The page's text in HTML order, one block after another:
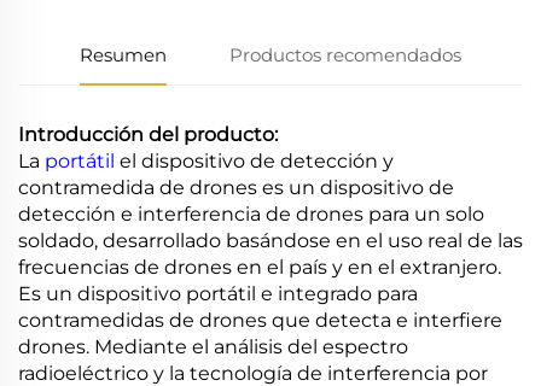
Resumen Productos recomendados
Introducción del producto:
La portátil el dispositivo de detección y
contramedida de drones es un dispositivo de
detección e interferencia de drones para un solo
soldado, desarrollado basándose en el uso real de las
frecuencias de drones en el país y en el extranjero.
Es un dispositivo portátil e integrado para
contramedidas de drones que detecta e interfiere
drones. Mediante el análisis del espectro
radioeléctrico y la tecnología de interferencia por